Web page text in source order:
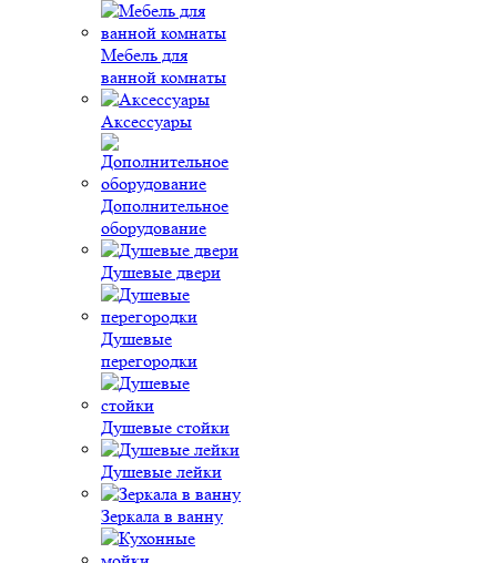
Мебель для
ванной комнаты
Аксессуары
Дополнительное
оборудование
Душевые двери
Душевые
перегородки
Душевые стойки
Душевые лейки
Зеркала в ванну